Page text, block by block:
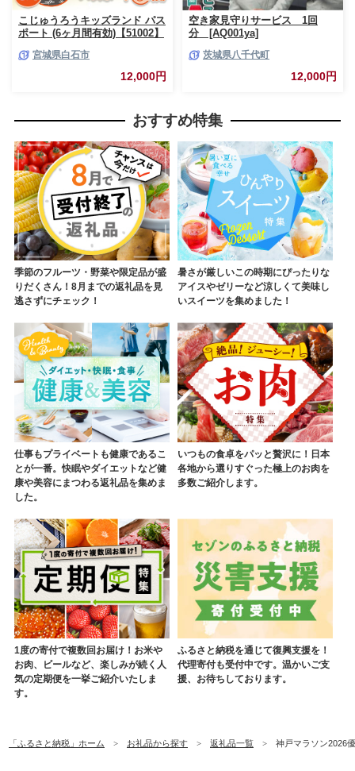
こじゅうろうキッズランド パス
ポート (6ヶ月間有効)【51002】
宮城県白石市
12,000円
空き家見守りサービス 1回
分 [AQ001ya]
茨城県八千代町
12,000円
おすすめ特集
季節のフルーツ・野菜や限定品が盛
りだくさん！8月までの返礼品を見
逃さずにチェック！
暑さが厳しいこの時期にぴったりな
アイスやゼリーなど涼しくて美味し
いスイーツを集めました！
仕事もプライベートも健康であるこ
とが一番。快眠やダイエットなど健
康や美容にまつわる返礼品を集めま
した。
いつもの食卓をパッと贅沢に！日本
各地から選りすぐった極上のお肉を
多数ご紹介します。
1度の寄付で複数回お届け！お米や
お肉、ビールなど、楽しみが続く人
気の定期便を一挙ご紹介いたしま
す。
ふるさと納税を通じて復興支援を！
代理寄付も受付中です。温かいご支
援、お待ちしております。
「ふるさと納税」ホーム お礼品から探す 返礼品一覧 神戸マラソン2026